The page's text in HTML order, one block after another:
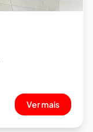
Ver mais